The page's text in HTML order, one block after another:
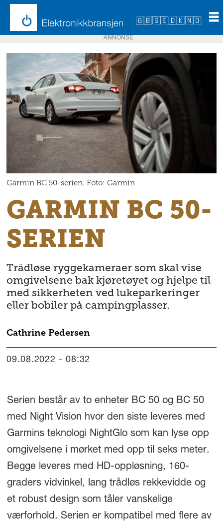
🇬🇧🇸🇪🇩🇰🇳🇴
ANNONSE
Garmin BC 50-serien. Foto: Garmin
GARMIN BC 50-
SERIEN
Trådløse ryggekameraer som skal vise
omgivelsene bak kjøretøyet og hjelpe til
med sikkerheten ved lukeparkeringer
eller bobiler på campingplasser.
Cathrine Pedersen
09.08.2022 - 08:32
Serien består av to enheter BC 50 og BC 50
med Night Vision hvor den siste leveres med
Garmins teknologi NightGlo som kan lyse opp
omgivelsene i mørket med opp til seks meter.
Begge leveres med HD-oppløsning, 160-
graders vidvinkel, lang trådløs rekkevidde og
et robust design som tåler vanskelige
værforhold. Serien er kompatibel med flere av